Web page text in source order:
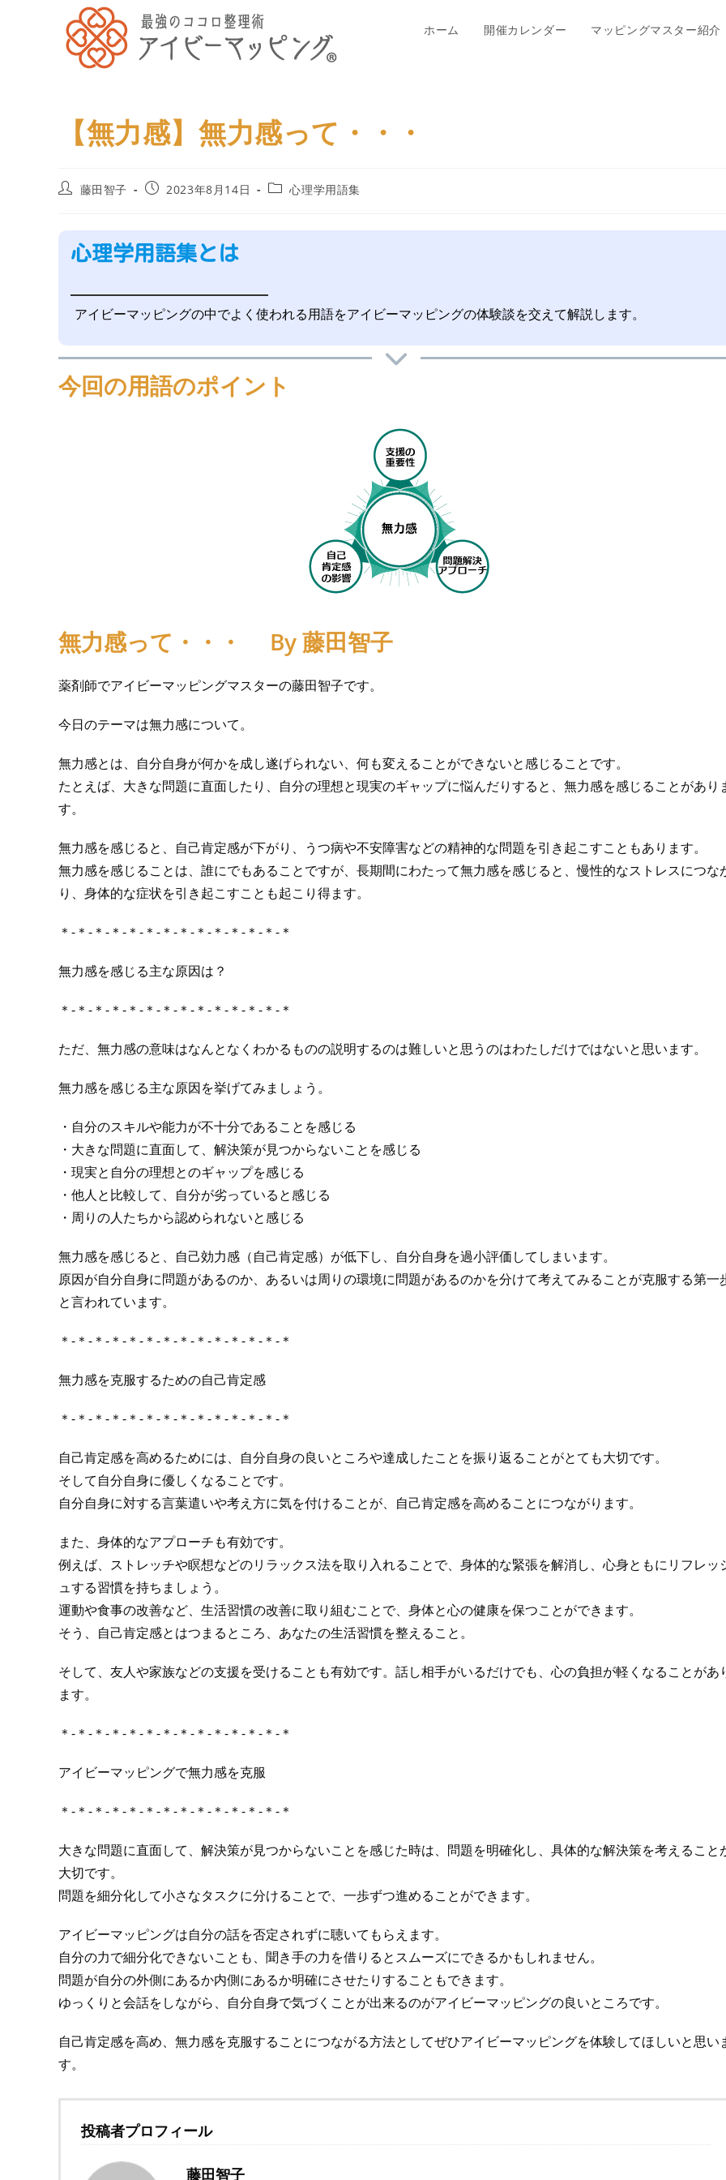
ホーム 開催カレンダー マッピングマスター紹介
【無力感】無力感って・・・
藤田智子 2023年8月14日 心理学用語集
心理学用語集とは
アイビーマッピングの中でよく使われる用語をアイビーマッピングの体験談を交えて解説します。
今回の用語のポイント
無力感って・・・ By 藤田智子
薬剤師でアイビーマッピングマスターの藤田智子です。
今日のテーマは無力感について。
無力感とは、自分自身が何かを成し遂げられない、何も変えることができないと感じることです。
たとえば、大きな問題に直面したり、自分の理想と現実のギャップに悩んだりすると、無力感を感じることがあり
す。
無力感を感じると、自己肯定感が下がり、うつ病や不安障害などの精神的な問題を引き起こすこともあります。
無力感を感じることは、誰にでもあることですが、長期間にわたって無力感を感じると、慢性的なストレスにつな
り、身体的な症状を引き起こすことも起こり得ます。
＊-＊-＊-＊-＊-＊-＊-＊-＊-＊-＊-＊-＊-＊
無力感を感じる主な原因は？
＊-＊-＊-＊-＊-＊-＊-＊-＊-＊-＊-＊-＊-＊
ただ、無力感の意味はなんとなくわかるものの説明するのは難しいと思うのはわたしだけではないと思います。
無力感を感じる主な原因を挙げてみましょう。
・自分のスキルや能力が不十分であることを感じる
・大きな問題に直面して、解決策が見つからないことを感じる
・現実と自分の理想とのギャップを感じる
・他人と比較して、自分が劣っていると感じる
・周りの人たちから認められないと感じる
無力感を感じると、自己効力感（自己肯定感）が低下し、自分自身を過小評価してしまいます。
原因が自分自身に問題があるのか、あるいは周りの環境に問題があるのかを分けて考えてみることが克服する第一
と言われています。
＊-＊-＊-＊-＊-＊-＊-＊-＊-＊-＊-＊-＊-＊
無力感を克服するための自己肯定感
＊-＊-＊-＊-＊-＊-＊-＊-＊-＊-＊-＊-＊-＊
自己肯定感を高めるためには、自分自身の良いところや達成したことを振り返ることがとても大切です。
そして自分自身に優しくなることです。
自分自身に対する言葉遣いや考え方に気を付けることが、自己肯定感を高めることにつながります。
また、身体的なアプローチも有効です。
例えば、ストレッチや瞑想などのリラックス法を取り入れることで、身体的な緊張を解消し、心身ともにリフレッ
ュする習慣を持ちましょう。
運動や食事の改善など、生活習慣の改善に取り組むことで、身体と心の健康を保つことができます。
そう、自己肯定感とはつまるところ、あなたの生活習慣を整えること。
そして、友人や家族などの支援を受けることも有効です。話し相手がいるだけでも、心の負担が軽くなることがあ
ます。
＊-＊-＊-＊-＊-＊-＊-＊-＊-＊-＊-＊-＊-＊
アイビーマッピングで無力感を克服
＊-＊-＊-＊-＊-＊-＊-＊-＊-＊-＊-＊-＊-＊
大きな問題に直面して、解決策が見つからないことを感じた時は、問題を明確化し、具体的な解決策を考えること
大切です。
問題を細分化して小さなタスクに分けることで、一歩ずつ進めることができます。
アイビーマッピングは自分の話を否定されずに聴いてもらえます。
自分の力で細分化できないことも、聞き手の力を借りるとスムーズにできるかもしれません。
問題が自分の外側にあるか内側にあるか明確にさせたりすることもできます。
ゆっくりと会話をしながら、自分自身で気づくことが出来るのがアイビーマッピングの良いところです。
自己肯定感を高め、無力感を克服することにつながる方法としてぜひアイビーマッピングを体験してほしいと思い
す。
投稿者プロフィール
藤田智子